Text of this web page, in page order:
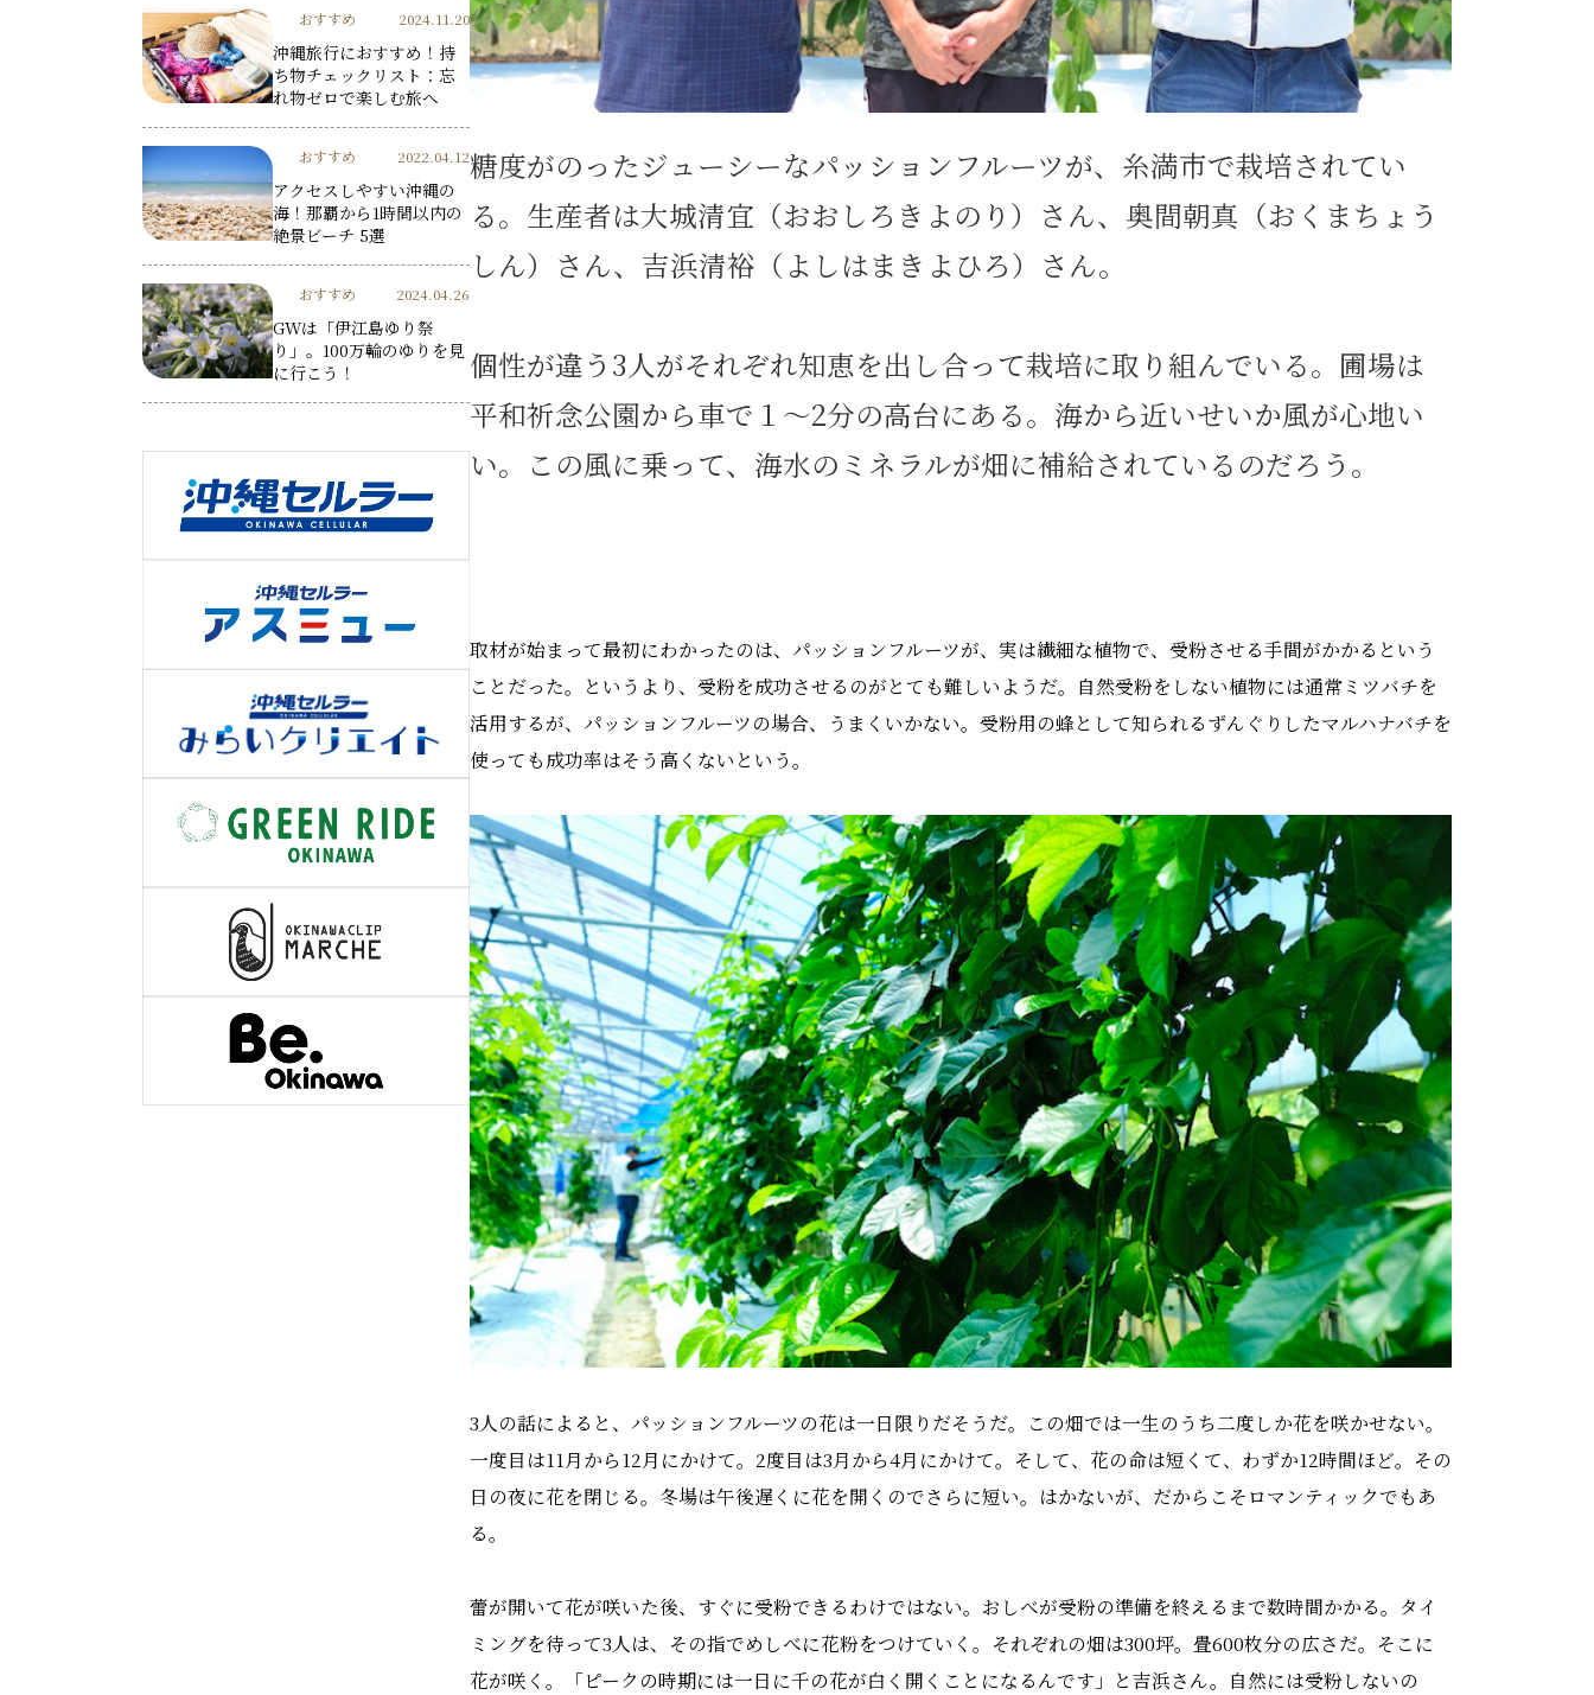
糖度がのったジューシーなパッションフルーツが、糸満市で栽培されてい
る。生産者は大城清宜（おおしろきよのり）さん、奥間朝真（おくまちょう
しん）さん、吉浜清裕（よしはまきよひろ）さん。
個性が違う3人がそれぞれ知恵を出し合って栽培に取り組んでいる。圃場は
平和祈念公園から車で１〜2分の高台にある。海から近いせいか風が心地い
い。この風に乗って、海水のミネラルが畑に補給されているのだろう。
取材が始まって最初にわかったのは、パッションフルーツが、実は繊細な植物で、受粉させる手間がかかるという
ことだった。というより、受粉を成功させるのがとても難しいようだ。自然受粉をしない植物には通常ミツバチを
活用するが、パッションフルーツの場合、うまくいかない。受粉用の蜂として知られるずんぐりしたマルハナバチを
使っても成功率はそう高くないという。
3人の話によると、パッションフルーツの花は一日限りだそうだ。この畑では一生のうち二度しか花を咲かせない。
一度目は11月から12月にかけて。2度目は3月から4月にかけて。そして、花の命は短くて、わずか12時間ほど。その
日の夜に花を閉じる。冬場は午後遅くに花を開くのでさらに短い。はかないが、だからこそロマンティックでもあ
る。
蕾が開いて花が咲いた後、すぐに受粉できるわけではない。おしべが受粉の準備を終えるまで数時間かかる。タイ
ミングを待って3人は、その指でめしべに花粉をつけていく。それぞれの畑は300坪。畳600枚分の広さだ。そこに
花が咲く。「ピークの時期には一日に千の花が白く開くことになるんです」と吉浜さん。自然には受粉しないの
おすすめ 2024.11.20
沖縄旅行におすすめ！持
ち物チェックリスト：忘
れ物ゼロで楽しむ旅へ
おすすめ 2022.04.12
アクセスしやすい沖縄の
海！那覇から1時間以内の
絶景ビーチ 5選
おすすめ 2024.04.26
GWは「伊江島ゆり祭
り」。100万輪のゆりを見
に行こう！